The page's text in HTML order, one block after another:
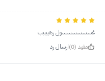
غسسسسسسول رهيبببب
مفيد (0)
ارسال رد